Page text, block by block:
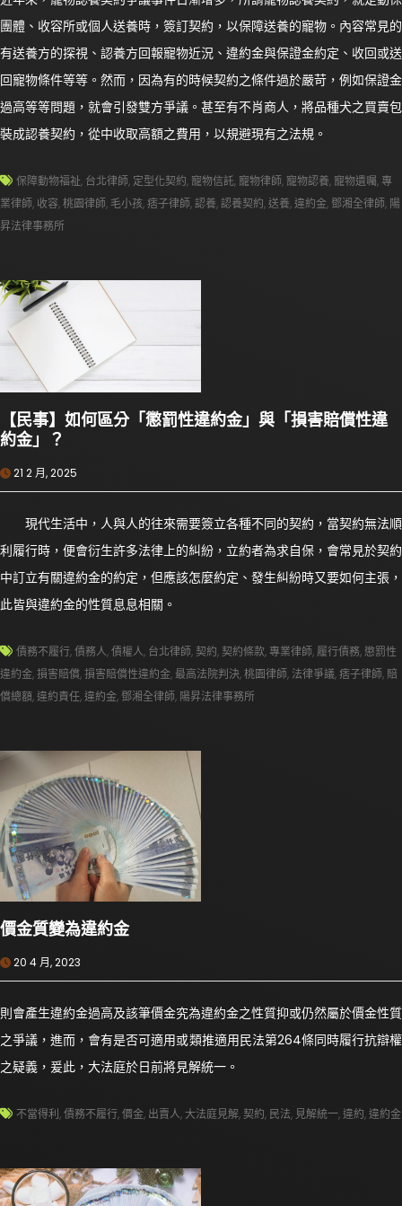
團體、收容所或個人送養時，簽訂契約，以保障送養的寵物。內容常見的
有送養方的探視、認養方回報寵物近況、違約金與保證金約定、收回或送
回寵物條件等等。然而，因為有的時候契約之條件過於嚴苛，例如保證金
過高等等問題，就會引發雙方爭議。甚至有不肖商人，將品種犬之買賣包
裝成認養契約，從中收取高額之費用，以規避現有之法規。
保障動物福祉, 台北律師, 定型化契約, 寵物信託, 寵物律師, 寵物認養, 寵物遺囑,專
業律師, 收容,桃園律師, 毛小孩,痞子律師,認養,認養契約,送養,違約金, 鄧湘全律師, 陽
昇法律事務所
【民事】如何區分「懲罰性違約金」與「損害賠償性違
約金」？
21 2 月, 2025
現代生活中，人與人的往來需要簽立各種不同的契約，當契約無法順
利履行時，便會衍生許多法律上的糾紛，立約者為求自保，會常見於契約
中訂立有關違約金的約定，但應該怎麼約定、發生糾紛時又要如何主張，
此皆與違約金的性質息息相關。
債務不履行,債務人,債權人, 台北律師, 契約, 契約條款,專業律師, 履行債務,懲罰性
違約金,損害賠償,損害賠償性違約金,最高法院判決,桃園律師, 法律爭議,痞子律師, 賠
償總額,違約責任,違約金, 鄧湘全律師, 陽昇法律事務所
價金質變為違約金
20 4 月, 2023
則會產生違約金過高及該筆價金究為違約金之性質抑或仍然屬於價金性質
之爭議，進而，會有是否可適用或類推適用民法第264條同時履行抗辯權
之疑義，爰此，大法庭於日前將見解統一。
不當得利 ,債務不履行,價金, 出賣人, 大法庭見解, 契約, 民法, 見解統一,違約,違約金